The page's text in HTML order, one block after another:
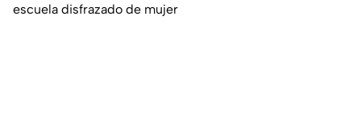
escuela disfrazado de mujer